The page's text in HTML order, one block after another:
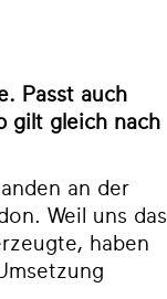
Passt auch
gilt gleich nach
an der
Weil uns das
haben